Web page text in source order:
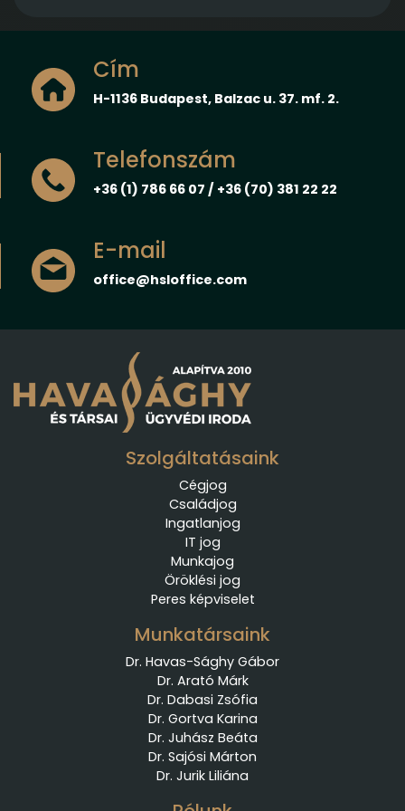
Cím
H-1136 Budapest, Balzac u. 37. mf. 2.
Telefonszám
+36 (1) 786 66 07 / +36 (70) 381 22 22
E-mail
office@hsloffice.com
Szolgáltatásaink
Cégjog
Családjog
Ingatlanjog
IT jog
Munkajog
Öröklési jog
Peres képviselet
Munkatársaink
Dr. Havas-Sághy Gábor
Dr. Arató Márk
Dr. Dabasi Zsófia
Dr. Gortva Karina
Dr. Juhász Beáta
Dr. Sajósi Márton
Dr. Jurik Liliána